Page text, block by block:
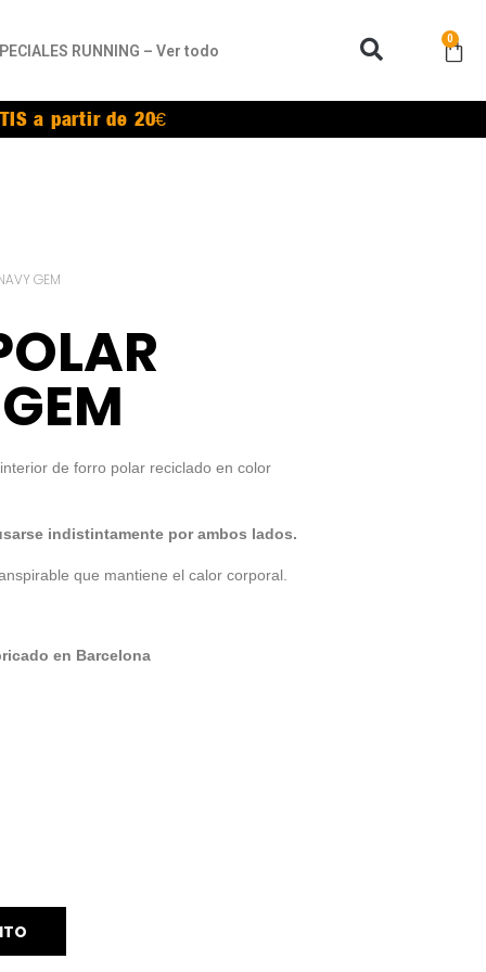
RUNNING – Ver todo
0
a partir de 20€
GEM
de forro polar reciclado en color
indistintamente por ambos lados.
que mantiene el calor corporal.
en Barcelona